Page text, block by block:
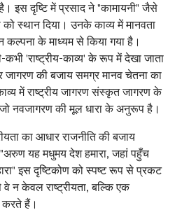
इस दृष्टि में प्रसाद ने "कामायनी" जैसे
स्थान दिया। उनके काव्य में मानवता
कल्पना के माध्यम से किया गया है।
'राष्ट्रीय-काव्य' के रूप में देखा जाता
जागरण की बजाय समग्र मानव चेतना का
में राष्ट्रीय जागरण संस्कृत जागरण के
नवजागरण की मूल धारा के अनुरूप है।
का आधार राजनीति की बजाय
यह मधुमय देश हमारा, जहां पहुँच
इस दृष्टिकोण को स्पष्ट रूप से प्रकट
न केवल राष्ट्रीयता, बल्कि एक
हैं।